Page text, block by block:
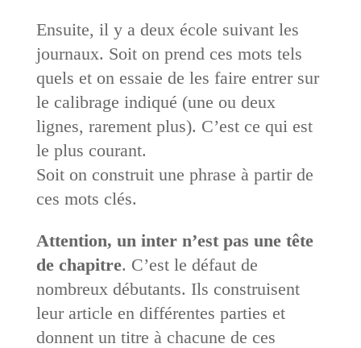
Ensuite, il y a deux école suivant les
journaux. Soit on prend ces mots tels
quels et on essaie de les faire entrer sur
le calibrage indiqué (une ou deux
lignes, rarement plus). C’est ce qui est
le plus courant.
Soit on construit une phrase à partir de
ces mots clés.
Attention, un inter n’est pas une tête
de chapitre. C’est le défaut de
nombreux débutants. Ils construisent
leur article en différentes parties et
donnent un titre à chacune de ces